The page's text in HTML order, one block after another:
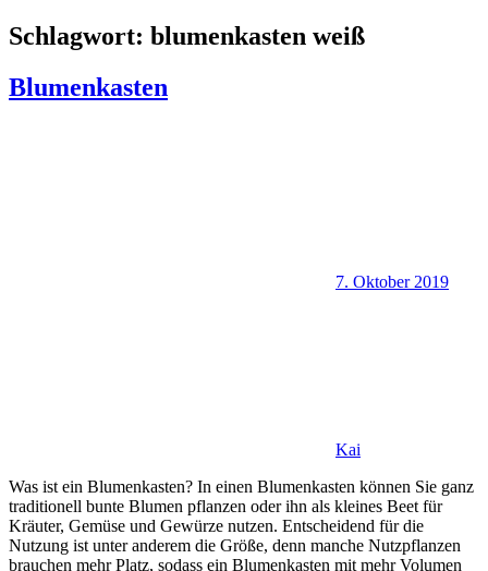
Schlagwort: blumenkasten weiß
Blumenkasten
7. Oktober 2019
Kai
Was ist ein Blumenkasten? In einen Blumenkasten können Sie ganz
traditionell bunte Blumen pflanzen oder ihn als kleines Beet für
Kräuter, Gemüse und Gewürze nutzen. Entscheidend für die
Nutzung ist unter anderem die Größe, denn manche Nutzpflanzen
brauchen mehr Platz, sodass ein Blumenkasten mit mehr Volumen